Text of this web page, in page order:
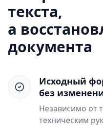
текста,
а
документа
Исходный
без
Независимо от
техническим